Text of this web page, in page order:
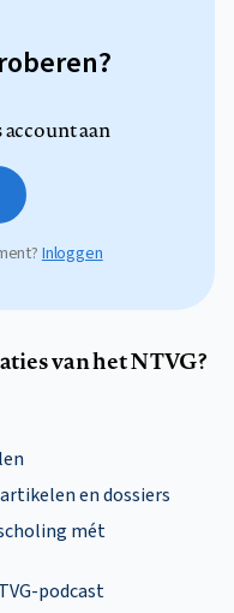
account aan
Inloggen
van het NTVG?
en dossiers
mét
podcast